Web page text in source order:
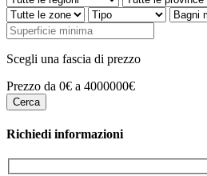
Scegli una fascia di prezzo
Prezzo da 0€ a 4000000€
Richiedi informazioni